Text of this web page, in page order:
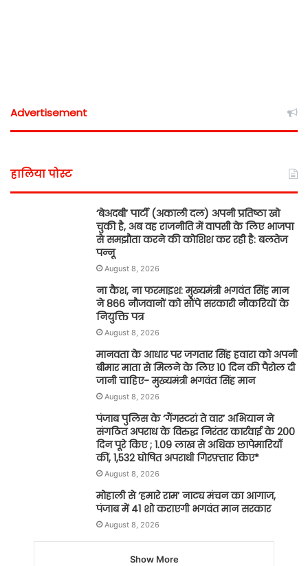
Advertisement
हालिया पोस्ट
‘बेअदबी’ पार्टी (अकाली दल) अपनी प्रतिष्ठा खो
चुकी है, अब वह राजनीति में वापसी के लिए भाजपा
से समझौता करने की कोशिश कर रही है: बलतेज
पन्नू
August 8, 2026
ना कैश, ना फरमाइश: मुख्यमंत्री भगवंत सिंह मान
ने 866 नौजवानों को सौंपे सरकारी नौकरियों के
नियुक्ति पत्र
August 8, 2026
मानवता के आधार पर जगतार सिंह हवारा को अपनी
बीमार माता से मिलने के लिए 10 दिन की पैरोल दी
जानी चाहिए- मुख्यमंत्री भगवंत सिंह मान
August 8, 2026
पंजाब पुलिस के ‘गैंगस्टरां ते वार’ अभियान ने
संगठित अपराध के विरुद्ध निरंतर कार्रवाई के 200
दिन पूरे किए ; 1.09 लाख से अधिक छापेमारियाँ
कीं, 1,532 घोषित अपराधी गिरफ़्तार किए*
August 8, 2026
मोहाली से ‘हमारे राम’ नाट्य मंचन का आगाज,
पंजाब में 41 शो कराएगी भगवंत मान सरकार
August 8, 2026
Show More